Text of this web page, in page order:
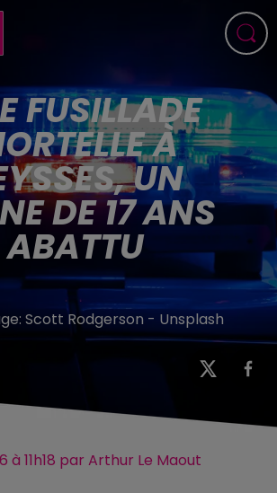
FUSILLADE
À
UN
DE 17 ANS
ABATTU
Scott Rodgerson - Unsplash
à 11h18 par Arthur Le Maout